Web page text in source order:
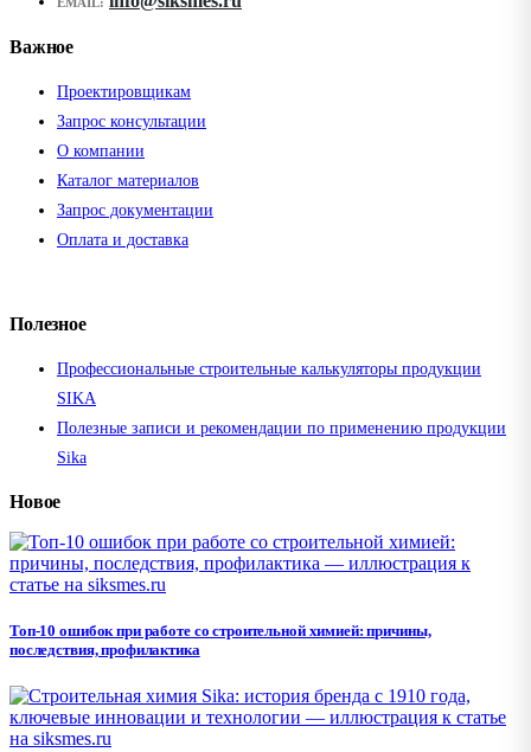
Важное
Проектировщикам
Запрос консультации
О компании
Каталог материалов
Запрос документации
Оплата и доставка
Полезное
Профессиональные строительные калькуляторы продукции
SIKA
Полезные записи и рекомендации по применению продукции
Sika
Новое
Топ-10 ошибок при работе со строительной химией: причины,
последствия, профилактика